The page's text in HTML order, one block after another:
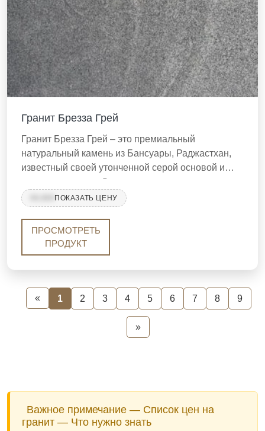
Гранит Брезза Грей
Гранит Брезза Грей – это премиальный
натуральный камень из Бансуары, Раджастхан,
известный своей утонченной серой основой и
тонкими узорами. Доступен в полированном,
огненном и шлифованном вариантах, идеально
подходит для столешниц, полов и облицовки стен.
для вашего следующего проекта.
ПОКАЗАТЬ ЦЕНУ
ПРОСМОТРЕТЬ
ПРОДУКТ
« 1 2 3 4 5 6 7 8 9
»
Важное примечание — Список цен на
гранит — Что нужно знать